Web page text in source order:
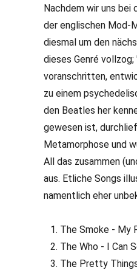
Nachdem wir uns bei
der englischen Mod-
diesmal um den
dieses Genré
voranschritten,
zu einem
den Beatles her
gewesen ist,
Metamorphose und
All das zusammen
aus. Etliche Songs
namentlich eher
The Smoke - My
The Who - I Can
The Pretty